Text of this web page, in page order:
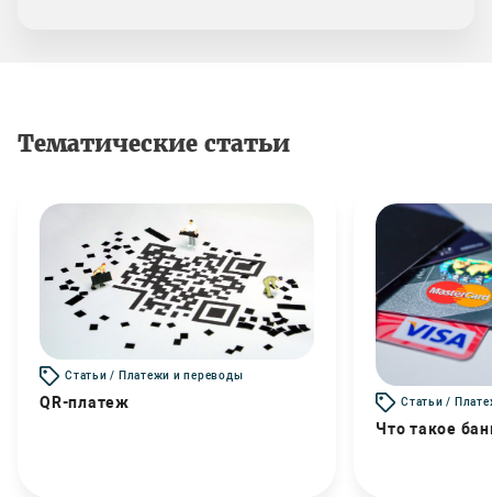
Тематические статьи
Статьи / Платежи и переводы
QR-платеж Статьи /
Что такое